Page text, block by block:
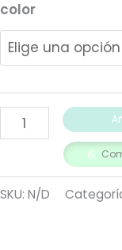
color
SKU: N/D